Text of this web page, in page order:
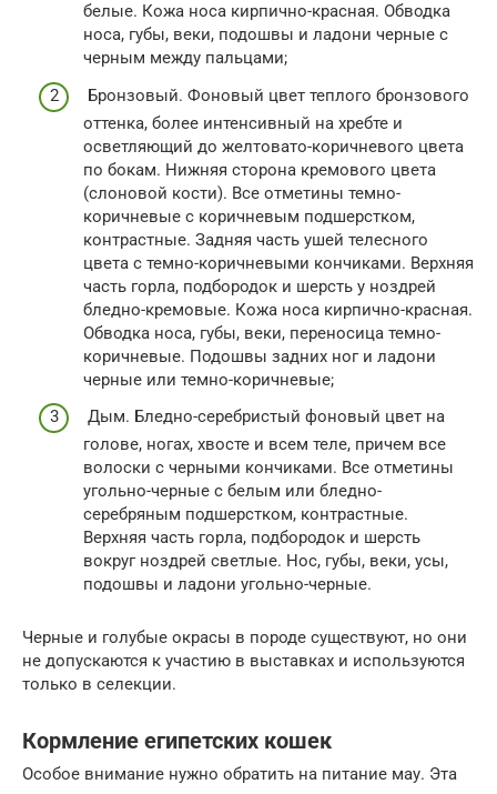
белые. Кожа носа кирпично-красная. Обводка
носа, губы, веки, подошвы и ладони черные с
черным между пальцами;
Бронзовый. Фоновый цвет теплого бронзового
оттенка, более интенсивный на хребте и
осветляющий до желтовато-коричневого цвета
по бокам. Нижняя сторона кремового цвета
(слоновой кости). Все отметины темно-
коричневые с коричневым подшерстком,
контрастные. Задняя часть ушей телесного
цвета с темно-коричневыми кончиками. Верхняя
часть горла, подбородок и шерсть у ноздрей
бледно-кремовые. Кожа носа кирпично-красная.
Обводка носа, губы, веки, переносица темно-
коричневые. Подошвы задних ног и ладони
черные или темно-коричневые;
Дым. Бледно-серебристый фоновый цвет на
голове, ногах, хвосте и всем теле, причем все
волоски с черными кончиками. Все отметины
угольно-черные с белым или бледно-
серебряным подшерстком, контрастные.
Верхняя часть горла, подбородок и шерсть
вокруг ноздрей светлые. Нос, губы, веки, усы,
подошвы и ладони угольно-черные.
Черные и голубые окрасы в породе существуют, но они
не допускаются к участию в выставках и используются
только в селекции.
Кормление египетских кошек
Особое внимание нужно обратить на питание мау. Эта